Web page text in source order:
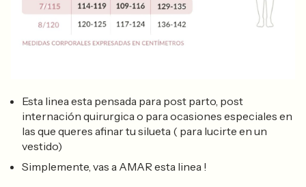
Esta linea esta pensada para post parto, post
internación quirurgica o para ocasiones especiales en
las que queres afinar tu silueta ( para lucirte en un
vestido)
Simplemente, vas a AMAR esta linea !